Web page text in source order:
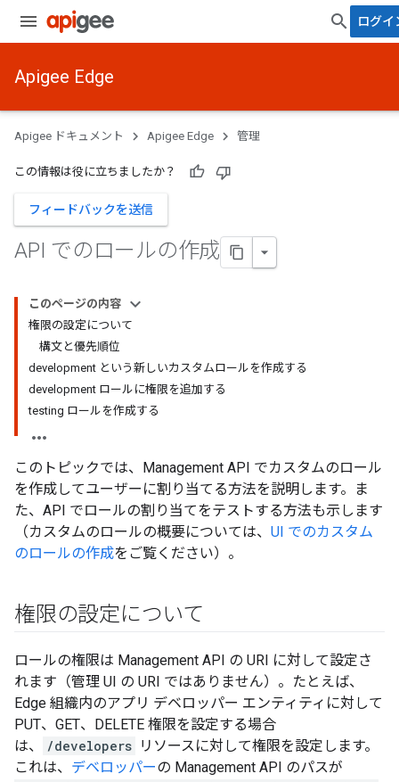
ログイ
Apigee Edge
Apigee ドキュメント Apigee Edge 管理
この情報は役に立ちましたか？
フィードバックを送信
API でのロールの作成
このページの内容
権限の設定について
構文と優先順位
development という新しいカスタムロールを作成する
development ロールに権限を追加する
testing ロールを作成する
このトピックでは、Management API でカスタムのロール
を作成してユーザーに割り当てる方法を説明します。ま
た、API でロールの割り当てをテストする方法も示します
（カスタムのロールの概要については、 UI でのカスタム
のロールの作成をご覧ください）。
権限の設定について
ロールの権限は Management API の URI に対して設定さ
れます（管理 UI の URI ではありません）。たとえば、
Edge 組織内のアプリ デベロッパー エンティティに対して
PUT、GET、DELETE 権限を設定する場合
は、
/developers リソースに対して権限を設定します。
これは、 デベロッパーの Management API のパスが